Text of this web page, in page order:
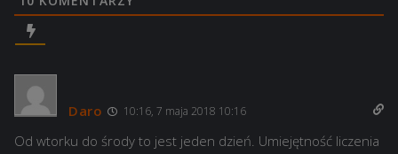
Daro 10:16, 7 maja 2018 10:16
Od wtorku do środy to jest jeden dzień. Umiejętność liczenia